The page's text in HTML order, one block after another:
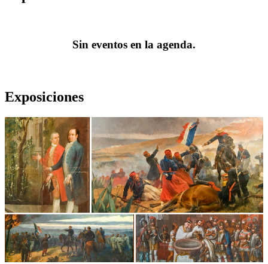
Sin eventos en la agenda.
Exposiciones